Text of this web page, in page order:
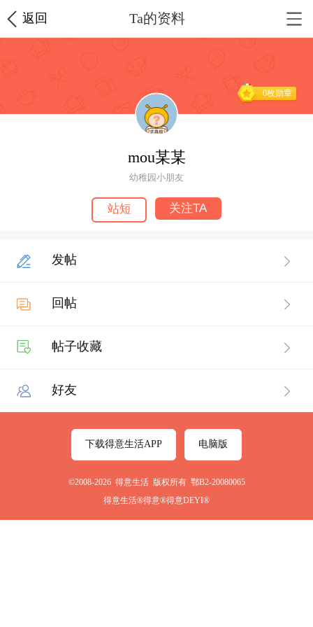
返回 Ta的资料
0枚勋章
mou某某
幼稚园小朋友
站短 关注TA
发帖
回帖
帖子收藏
好友
下载得意生活APP 电脑版
©2008-2026 得意生活 版权所有 鄂B2-20080065
得意生活®得意®得意DEYI®